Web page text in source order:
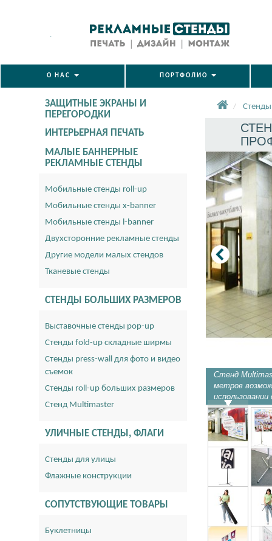
.
О НАС ПОРТФОЛИО
ЗАЩИТНЫЕ ЭКРАНЫ И
ПЕРЕГОРОДКИ
ИНТЕРЬЕРНАЯ ПЕЧАТЬ
МАЛЫЕ БАННЕРНЫЕ
РЕКЛАМНЫЕ СТЕНДЫ
Мобильные стенды roll-up
Мобильные стенды x-banner
Мобильные стенды l-banner
Двухсторонние рекламные стенды
Другие модели малых стендов
Тканевые стенды
СТЕНДЫ БОЛЬШИХ РАЗМЕРОВ
Выставочные стенды pop-up
Стенды fold-up складные ширмы
Стенды press-wall для фото и видео
съемок
Стенды roll-up больших размеров
Стенд Multimaster
УЛИЧНЫЕ СТЕНДЫ, ФЛАГИ
Стенды для улицы
Флажные конструкции
СОПУТСТВУЮЩИЕ ТОВАРЫ
Буклетницы
Стенд
метров